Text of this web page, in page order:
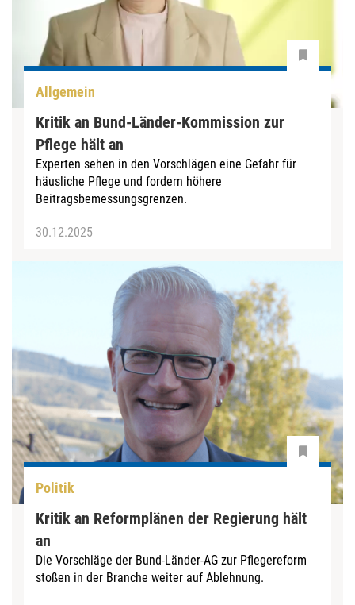
Allgemein
Kritik an Bund-Länder-Kommission zur
Pflege hält an
Experten sehen in den Vorschlägen eine Gefahr für
häusliche Pflege und fordern höhere
Beitragsbemessungsgrenzen.
30.12.2025
Politik
Kritik an Reformplänen der Regierung hält
an
Die Vorschläge der Bund-Länder-AG zur Pflegereform
stoßen in der Branche weiter auf Ablehnung.